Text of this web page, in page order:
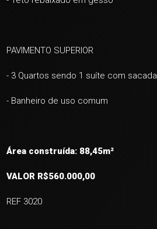
PAVIMENTO SUPERIOR
- 3 Quartos sendo 1 suíte com sacada
- Banheiro de uso comum
Área construída: 88,45m²
VALOR R$560.000,00
REF 3020